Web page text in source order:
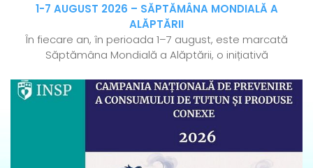
1-7 AUGUST 2026 – SĂPTĂMÂNA MONDIALĂ A
ALĂPTĂRII
În fiecare an, în perioada 1–7 august, este marcată
Săptămâna Mondială a Alăptării, o inițiativă